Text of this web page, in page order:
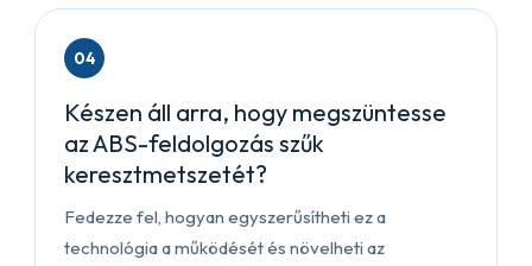
04
Készen áll arra, hogy megszüntesse
az ABS-feldolgozás szűk
keresztmetszetét?
Fedezze fel, hogyan egyszerűsítheti ez a
technológia a működését és növelheti az